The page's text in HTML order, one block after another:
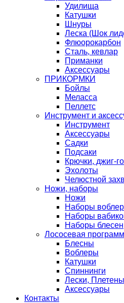
Удилища
Катушки
Шнуры
Леска (Шок
Флюорокарбон
Сталь, кевлар
Приманки
Аксессуары
ПРИКОРМКИ
Бойлы
Меласса
Пеллетс
Инструмент и
Инструмент
Аксессуары
Садки
Подсаки
Крючки, джиг-
Эхолоты
Челюстной
Ножи, наборы
Ножи
Наборы
Наборы
Наборы блесен
Лососевая
Блесны
Воблеры
Катушки
Спиннинги
Лески,
Аксессуары
Контакты